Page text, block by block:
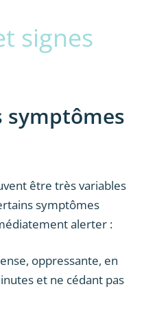
signes
symptômes
être très variables
symptômes
alerter :
oppressante, en
et ne cédant pas